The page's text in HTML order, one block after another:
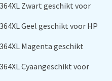
Zwart geschikt voor
Geel geschikt voor HP
Magenta geschikt
Cyaangeschikt voor